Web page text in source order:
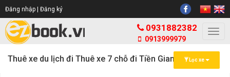
Đăng nhập | Đăng ký
0931882382
0913999979
Thuê xe du lịch đi Thuê xe 7 chỗ đi Tiền Giang Lọc xe